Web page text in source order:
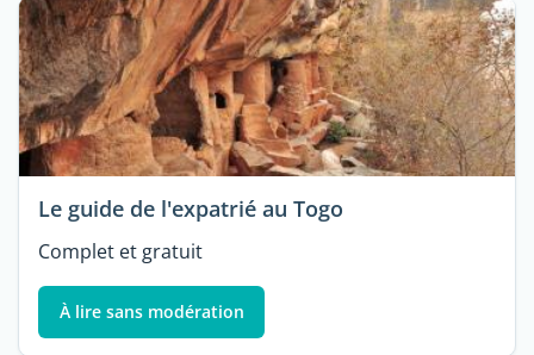
Le guide de l'expatrié au Togo
Complet et gratuit
À lire sans modération